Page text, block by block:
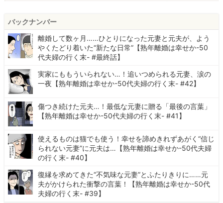
バックナンバー
離婚して数ヶ月……ひとりになった元妻と元夫が、よう
やくたどり着いた“新たな日常”【熟年離婚は幸せか-50
代夫婦の行く末- #最終話】
実家にももういられない…！追いつめられる元妻、涙の
一夜【熟年離婚は幸せか-50代夫婦の行く末- #42】
傷つき続けた元夫…！最低な元妻に贈る「最後の言葉」
【熟年離婚は幸せか-50代夫婦の行く末- #41】
使えるものは猫でも使う！幸せを諦めきれずあがく“信じ
られない元妻”に元夫は…【熟年離婚は幸せか-50代夫婦
の行く末- #40】
復縁を求めてきた“不気味な元妻”とふたりきりに……元
夫がかけられた衝撃の言葉！【熟年離婚は幸せか-50代
夫婦の行く末- #39】